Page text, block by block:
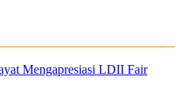
Mengapresiasi LDII Fair